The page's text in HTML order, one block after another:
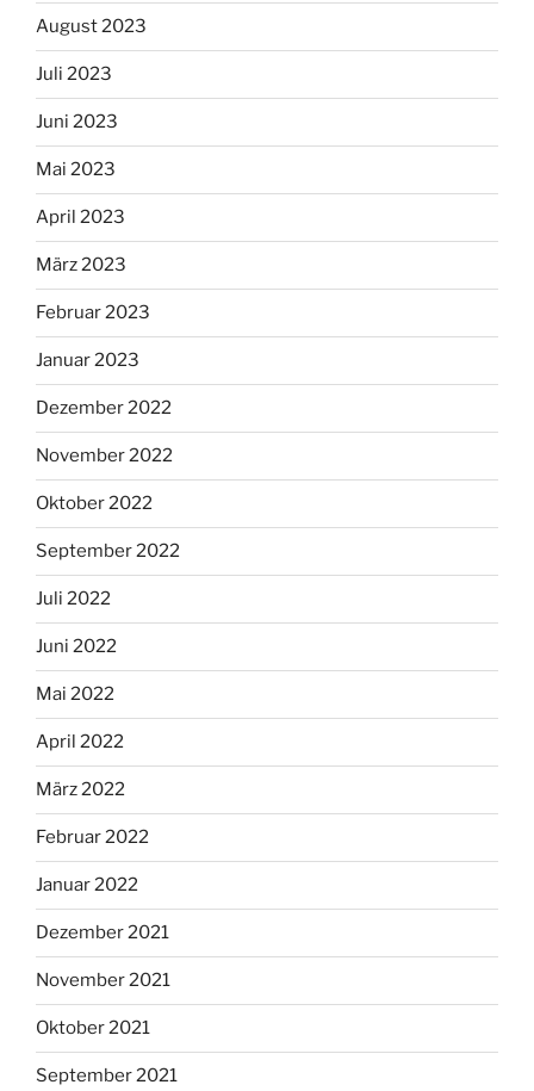
August 2023
Juli 2023
Juni 2023
Mai 2023
April 2023
März 2023
Februar 2023
Januar 2023
Dezember 2022
November 2022
Oktober 2022
September 2022
Juli 2022
Juni 2022
Mai 2022
April 2022
März 2022
Februar 2022
Januar 2022
Dezember 2021
November 2021
Oktober 2021
September 2021